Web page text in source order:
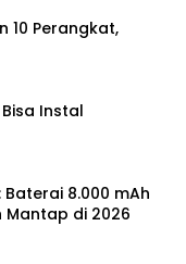
10 Perangkat,
Instal
Baterai 8.000 mAh
Mantap di 2026